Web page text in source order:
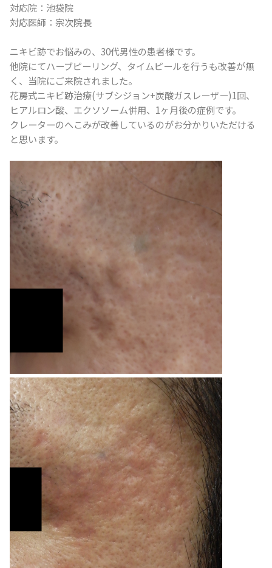
対応院：池袋院
対応医師：宗次院長
ニキビ跡でお悩みの、30代男性の患者様です。
他院にてハーブピーリング、 タイムピールを行うも改善が無
く、当院にご来院されました。
花房式ニキビ跡治療(サブシジョン+炭酸ガスレーザー)1回、
ヒアルロン酸、エクソソーム併用、1ヶ月後の症例です。
クレーターのへこみが改善しているのがお分かりいただける
と思います。